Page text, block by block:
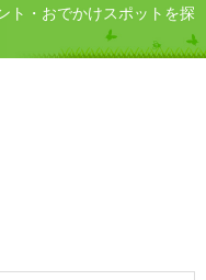
ト・おでかけスポットを探